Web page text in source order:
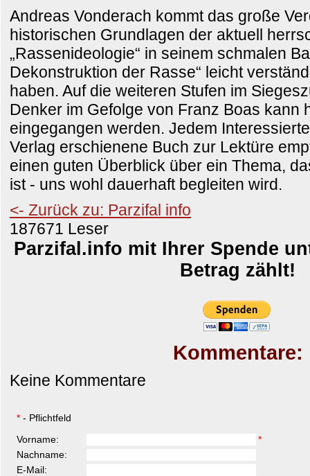
Andreas Vonderach kommt das große
historischen Grundlagen der aktuell
„Rassenideologie“ in seinem schmalen
Dekonstruktion der Rasse“ leicht
haben. Auf die weiteren Stufen im
Denker im Gefolge von Franz Boas kann
eingegangen werden. Jedem
Verlag erschienene Buch zur Lektüre
einen guten Überblick über ein Thema,
ist - uns wohl dauerhaft begleiten wird.
<- Zurück zu: Parzifal info
187671 Leser
Parzifal.info mit Ihrer Spende
Betrag zählt!
Kommentare:
Keine Kommentare
* - Pflichtfeld
Vorname:
*
Nachname:
E-Mail: